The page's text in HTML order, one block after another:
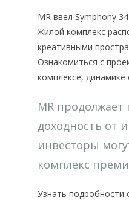
MR ввел Symphony
Жилой комплекс
креативными
Ознакомиться с
комплексе,
MR
доходность от
инвесторы
комплекс
Узнать подробности